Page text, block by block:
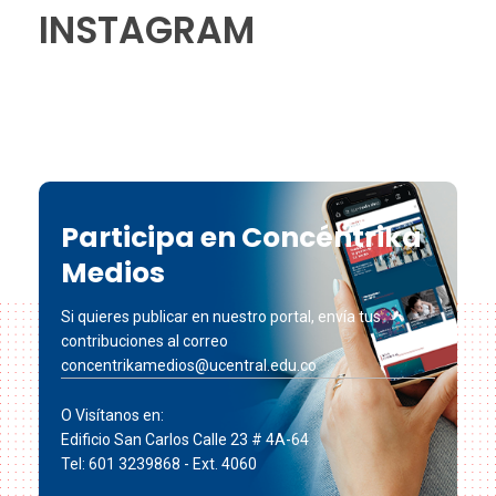
INSTAGRAM
Participa en Concéntrika
Medios
Si quieres publicar en nuestro portal, envía tus
contribuciones al correo
concentrikamedios@ucentral.edu.co
O Visítanos en:
Edificio San Carlos Calle 23 # 4A-64
Tel: 601 3239868 - Ext. 4060